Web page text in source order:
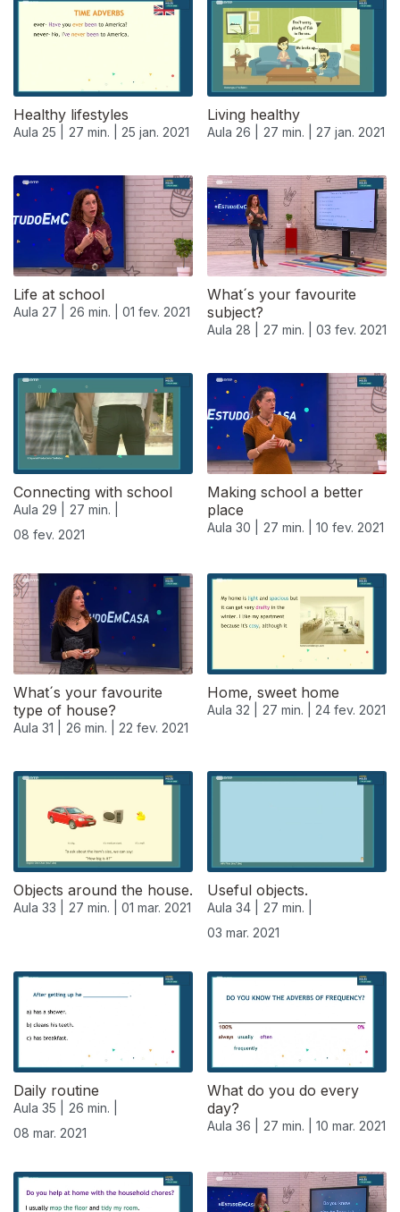
Healthy lifestyles
Aula 25 | 27 min. | 25 jan. 2021
Living healthy
Aula 26 | 27 min. | 27 jan. 2021
Life at school
Aula 27 | 26 min. | 01 fev. 2021
What´s your favourite
subject?
Aula 28 | 27 min. | 03 fev. 2021
Connecting with school
Aula 29 |
27 min. |
08 fev. 2021
Making school a better
place
Aula 30 | 27 min. | 10 fev. 2021
What´s your favourite
type of house?
Aula 31 | 26 min. | 22 fev. 2021
Home, sweet home
Aula 32 | 27 min. | 24 fev. 2021
Objects around the house.
Aula 33 | 27 min. | 01 mar. 2021
Useful objects.
Aula 34 |
27 min. |
03 mar. 2021
Daily routine
Aula 35 |
26 min. |
08 mar. 2021
What do you do every
day?
Aula 36 | 27 min. | 10 mar. 2021
529555